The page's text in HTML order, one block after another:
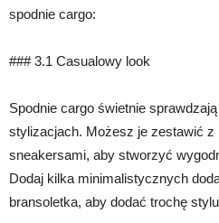
spodnie cargo:
### 3.1 Casualowy look
Spodnie cargo świetnie
stylizacjach. Możesz je zestawić z
sneakersami, aby stworzyć
Dodaj kilka minimalistycznych
bransoletka, aby dodać trochę